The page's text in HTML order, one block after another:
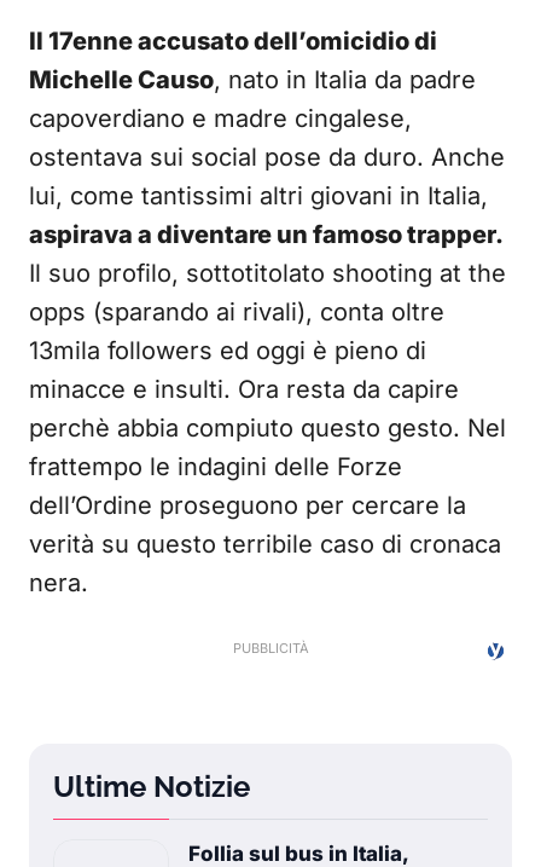
Il 17enne accusato dell’omicidio di
Michelle Causo, nato in Italia da padre
capoverdiano e madre cingalese,
ostentava sui social pose da duro. Anche
lui, come tantissimi altri giovani in Italia,
aspirava a diventare un famoso trapper.
Il suo profilo, sottotitolato shooting at the
opps (sparando ai rivali), conta oltre
13mila followers ed oggi è pieno di
minacce e insulti. Ora resta da capire
perchè abbia compiuto questo gesto. Nel
frattempo le indagini delle Forze
dell’Ordine proseguono per cercare la
verità su questo terribile caso di cronaca
nera.
Ultime Notizie
Follia sul bus in Italia,